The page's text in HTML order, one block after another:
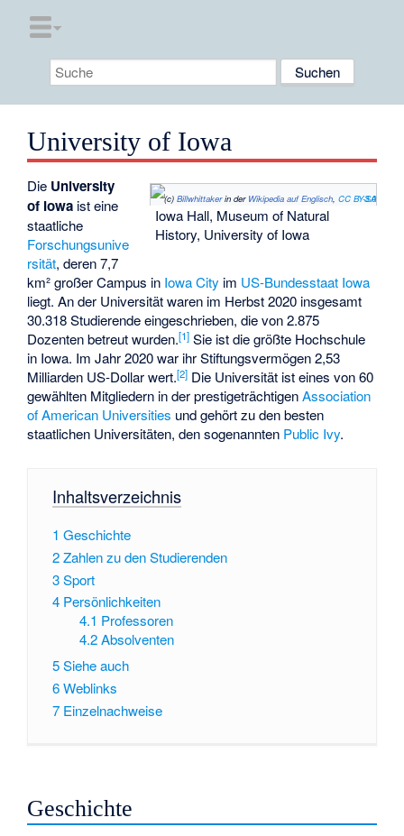
University of Iowa
(c) Billwhittakerin der Wikipedia auf Englisch, CC BY-SA 3.0
Iowa Hall, Museum of Natural
History, University of Iowa
Die University
of Iowa ist eine
staatliche
Forschungsunive
rsität, deren 7,7
km² großer Campus in Iowa City im US-Bundesstaat Iowa
liegt. An der Universität waren im Herbst 2020 insgesamt
30.318 Studierende eingeschrieben, die von 2.875
Dozenten betreut wurden.[1] Sie ist die größte Hochschule
in Iowa. Im Jahr 2020 war ihr Stiftungsvermögen 2,53
Milliarden US-Dollar wert.[2] Die Universität ist eines von 60
gewählten Mitgliedern in der prestigeträchtigenAssociation
of American Universities und gehört zu den besten
staatlichen Universitäten, den sogenannten Public Ivy.
Inhaltsverzeichnis
1 Geschichte
2Zahlen zu den Studierenden
3Sport
4 Persönlichkeiten
4.1 Professoren
4.2 Absolventen
5Siehe auch
6Weblinks
7 Einzelnachweise
Geschichte